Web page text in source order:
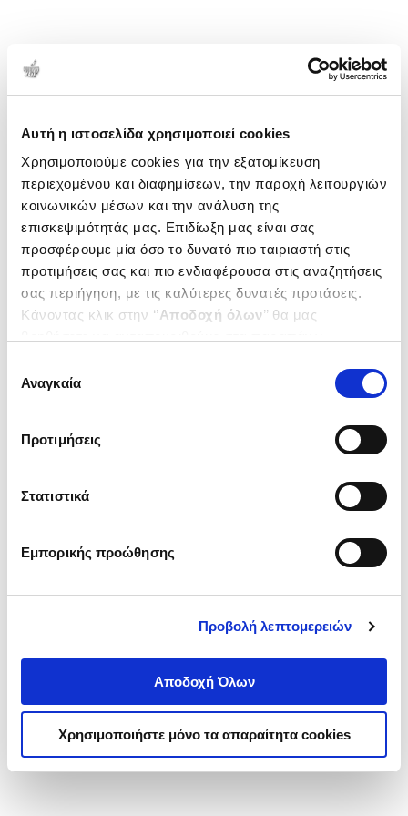
Αυτή η ιστοσελίδα χρησιμοποιεί cookies
Χρησιμοποιούμε cookies για την εξατομίκευση
περιεχομένου και διαφημίσεων, την παροχή λειτουργιών
κοινωνικών μέσων και την ανάλυση της
επισκεψιμότητάς μας. Επιδίωξη μας είναι σας
προσφέρουμε μία όσο το δυνατό πιο ταιριαστή στις
προτιμήσεις σας και πιο ενδιαφέρουσα στις αναζητήσεις
σας περιήγηση, με τις καλύτερες δυνατές προτάσεις.
Κάνοντας κλικ στην ‘’Αποδοχή όλων’’ θα μας
ενδιαφέρουν και να επιλέξετε από τα παρακάτω με την
΄΄και να ενημερωθείτε σχετικά με
συγκατάθεσης
Αναγκαία
Προτιμήσεις
Στατιστικά
Εμπορικής προώθησης
Προβολή λεπτομερειών
Αποδοχή Όλων
Χρησιμοποιήστε μόνο τα απαραίτητα cookies